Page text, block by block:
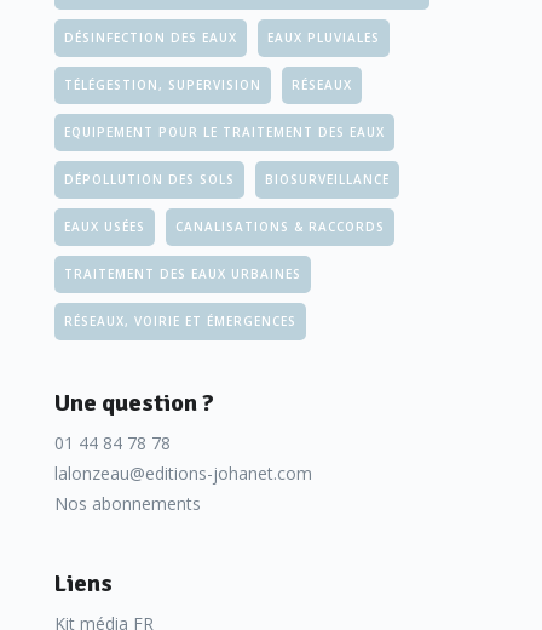
DÉSINFECTION DES EAUX EAUX PLUVIALES
TÉLÉGESTION, SUPERVISION RÉSEAUX
EQUIPEMENT POUR LE TRAITEMENT DES EAUX
DÉPOLLUTION DES SOLS BIOSURVEILLANCE
EAUX USÉES CANALISATIONS & RACCORDS
TRAITEMENT DES EAUX URBAINES
RÉSEAUX, VOIRIE ET ÉMERGENCES
Une question ?
01 44 84 78 78
lalonzeau@editions-johanet.com
Nos abonnements
Liens
Kit média FR